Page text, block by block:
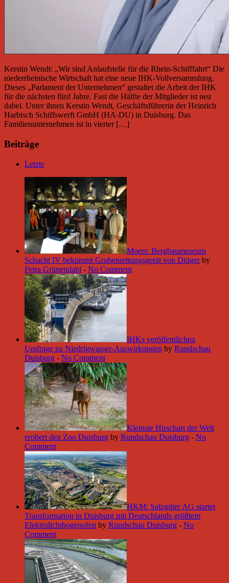
Kerstin Wendt: „Wir sind Anlaufstelle für die Rhein-Schifffahrt“ Die
niederrheinische Wirtschaft hat eine neue IHK-Vollversammlung.
Dieses „Parlament der Unternehmen“ gestaltet die Arbeit der IHK
für die nächsten fünf Jahre. Fast die Hälfte der Mitglieder ist neu
dabei. Unter ihnen Kerstin Wendt, Geschäftsführerin der Heinrich
Harbisch Schiffswerft GmbH (HA-DU) in Duisburg. Das
Familienunternehmen ist in vierter […]
Beiträge
Letzte
Moers: Bergbaumuseum
Schacht IV bekommt Grubenrettungsgerät von Dräger by
Petra Grünendahl - No Comment
IHKs veröffentlichen
Umfrage zu Niedrigwasser-Auswirkungen by Rundschau
Duisburg - No Comment
Kleinste Hirschart der Welt
erobert den Zoo Duisburg by Rundschau Duisburg - No
Comment
HKM: Salzgitter AG startet
Transformation in Duisburg mit Deutschlands größtem
Elektrolichtbogenofen by Rundschau Duisburg - No
Comment